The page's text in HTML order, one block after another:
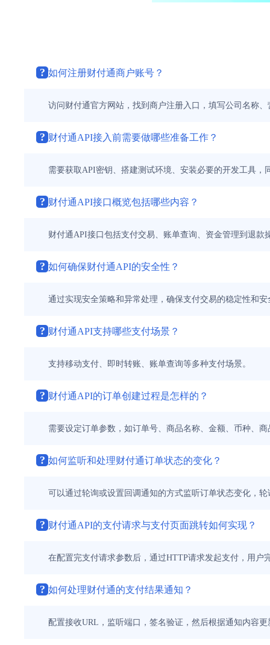
? 如何注册财付通商户账号？
访问财付通官方网站，找到商户注册入口，填写公司名称
? 财付通API接入前需要做哪些准备工作？
需要获取API密钥、搭建测试环境、安装必要的开发工具
? 财付通API接口概览包括哪些内容？
财付通API接口包括支付交易、账单查询、资金管理到退
? 如何确保财付通API的安全性？
通过实现安全策略和异常处理，确保支付交易的稳定性和
? 财付通API支持哪些支付场景？
支持移动支付、即时转账、账单查询等多种支付场景。
? 财付通API的订单创建过程是怎样的？
需要设定订单参数，如订单号、商品名称、金额、币种、
? 如何监听和处理财付通订单状态的变化？
可以通过轮询或设置回调通知的方式监听订单状态变化，
? 财付通API的支付请求与支付页面跳转如何实现？
在配置完支付请求参数后，通过HTTP请求发起支付，用户
? 如何处理财付通的支付结果通知？
配置接收URL，监听端口，签名验证，然后根据通知内容